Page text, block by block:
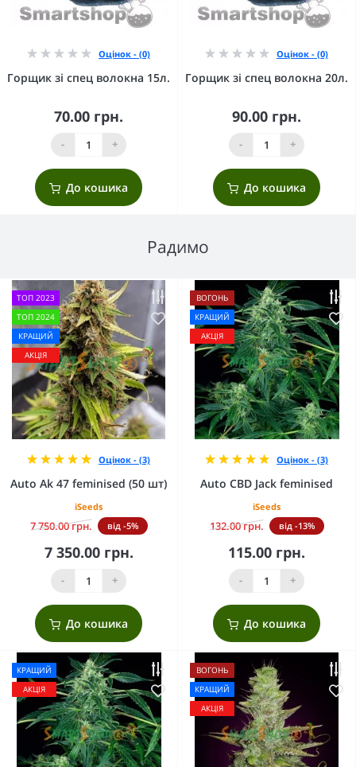
Оцінок - (0)
Горщик зі спец волокна 15л.
70.00 грн.
- +
До кошика
Оцінок - (0)
Горщик зі спец волокна 20л.
90.00 грн.
- +
До кошика
Радимо
ТОП 2023
ТОП 2024
КРАЩИЙ
АКЦІЯ
Оцінок - (3)
Auto Ak 47 feminised (50 шт)
iSeeds
7 750.00 грн. від -5%
7 350.00 грн.
- +
До кошика
ВОГОНЬ
КРАЩИЙ
АКЦІЯ
Оцінок - (3)
Auto CBD Jack feminised
iSeeds
132.00 грн. від -13%
115.00 грн.
- +
До кошика
КРАЩИЙ
АКЦІЯ
ВОГОНЬ
КРАЩИЙ
АКЦІЯ